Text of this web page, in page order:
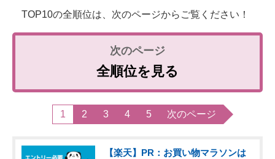
TOP10の全順位は、次のページからご覧ください！
全順位を見る
1 2 3 4 5 次のページ
【楽天】PR：お買い物マラソンは